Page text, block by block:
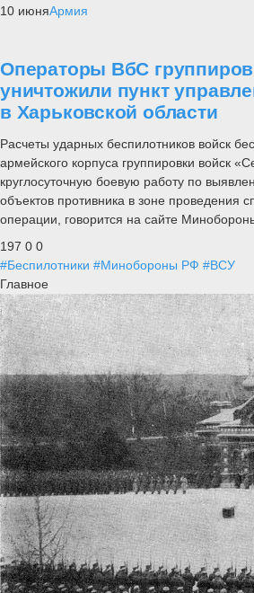
10 июняАрмия
Операторы ВбС
уничтожили пункт
в Харьковской области
Расчеты ударных беспилотников войск
армейского корпуса группировки войск
круглосуточную боевую работу по
объектов противника в зоне проведения
операции, говорится на сайте
197 0 0
#Беспилотники #Минобороны РФ #ВСУ
Главное